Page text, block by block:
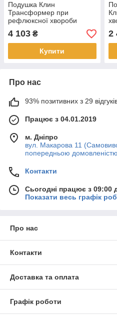
Подушка Клин
Трансформер при
рефлюксної хвороби
висоти та довжини J2540
Т
4 103 ₴
Купити
2
Про нас
93% позитивних з 29
Працює з 04.01.2019
м. Дніпро
вул. Макарова 11
попередньою
Контакти
Сьогодні працює з 09:00
Показати весь графік
Про нас
Контакти
Доставка та оплата
Графік роботи